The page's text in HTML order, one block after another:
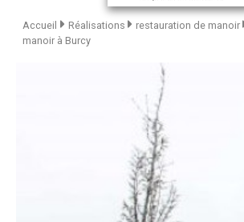
Accueil Réalisations restauration de manoir
manoir à Burcy